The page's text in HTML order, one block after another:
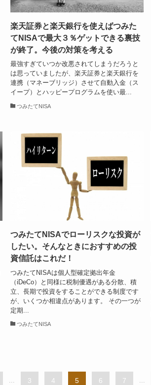
楽天証券と楽天銀行を使えばつみた
てNISAで最大３％ゲットできる裏技
が終了。今後の対策を考える
最強すぎていつか改悪されてしまうだろうと
は思っていましたが、楽天証券と楽天銀行を
連携（マネーブリッジ）させて自動入金（ス
イープ）とハッピープログラムを使い最...
つみたてNISA
つみたてNISAでローリスクな投資が
したい。そんなときにおすすめの投
資信託はこれだ！
つみたてNISAは個人型確定拠出年金
（iDeCo）と同様に税制優遇がある分散、積
立、長期で投資をすることができる制度です
が、いくつか相違点があります。 その一つが
定期...
つみたてNISA
3 4 5 6 7